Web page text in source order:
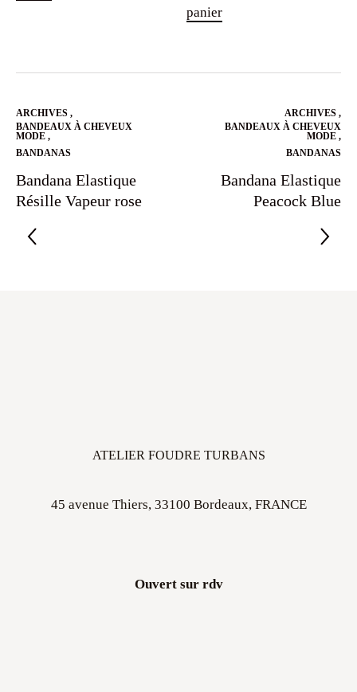
panier
ARCHIVES ,
BANDEAUX À CHEVEUX
MODE ,
BANDANAS
Bandana Elastique
Résille Vapeur rose
ARCHIVES ,
BANDEAUX À CHEVEUX
MODE ,
BANDANAS
Bandana Elastique
Peacock Blue
ATELIER FOUDRE TURBANS
45 avenue Thiers, 33100 Bordeaux, FRANCE
Ouvert sur rdv